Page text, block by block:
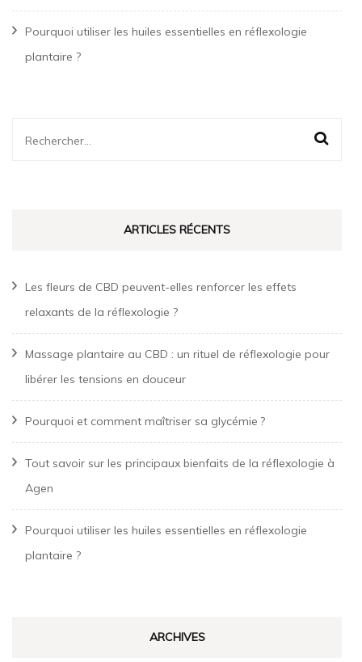
Pourquoi utiliser les huiles essentielles en réflexologie
plantaire ?
Rechercher :
ARTICLES RÉCENTS
Les fleurs de CBD peuvent-elles renforcer les effets
relaxants de la réflexologie ?
Massage plantaire au CBD : un rituel de réflexologie pour
libérer les tensions en douceur
Pourquoi et comment maîtriser sa glycémie ?
Tout savoir sur les principaux bienfaits de la réflexologie à
Agen
Pourquoi utiliser les huiles essentielles en réflexologie
plantaire ?
ARCHIVES